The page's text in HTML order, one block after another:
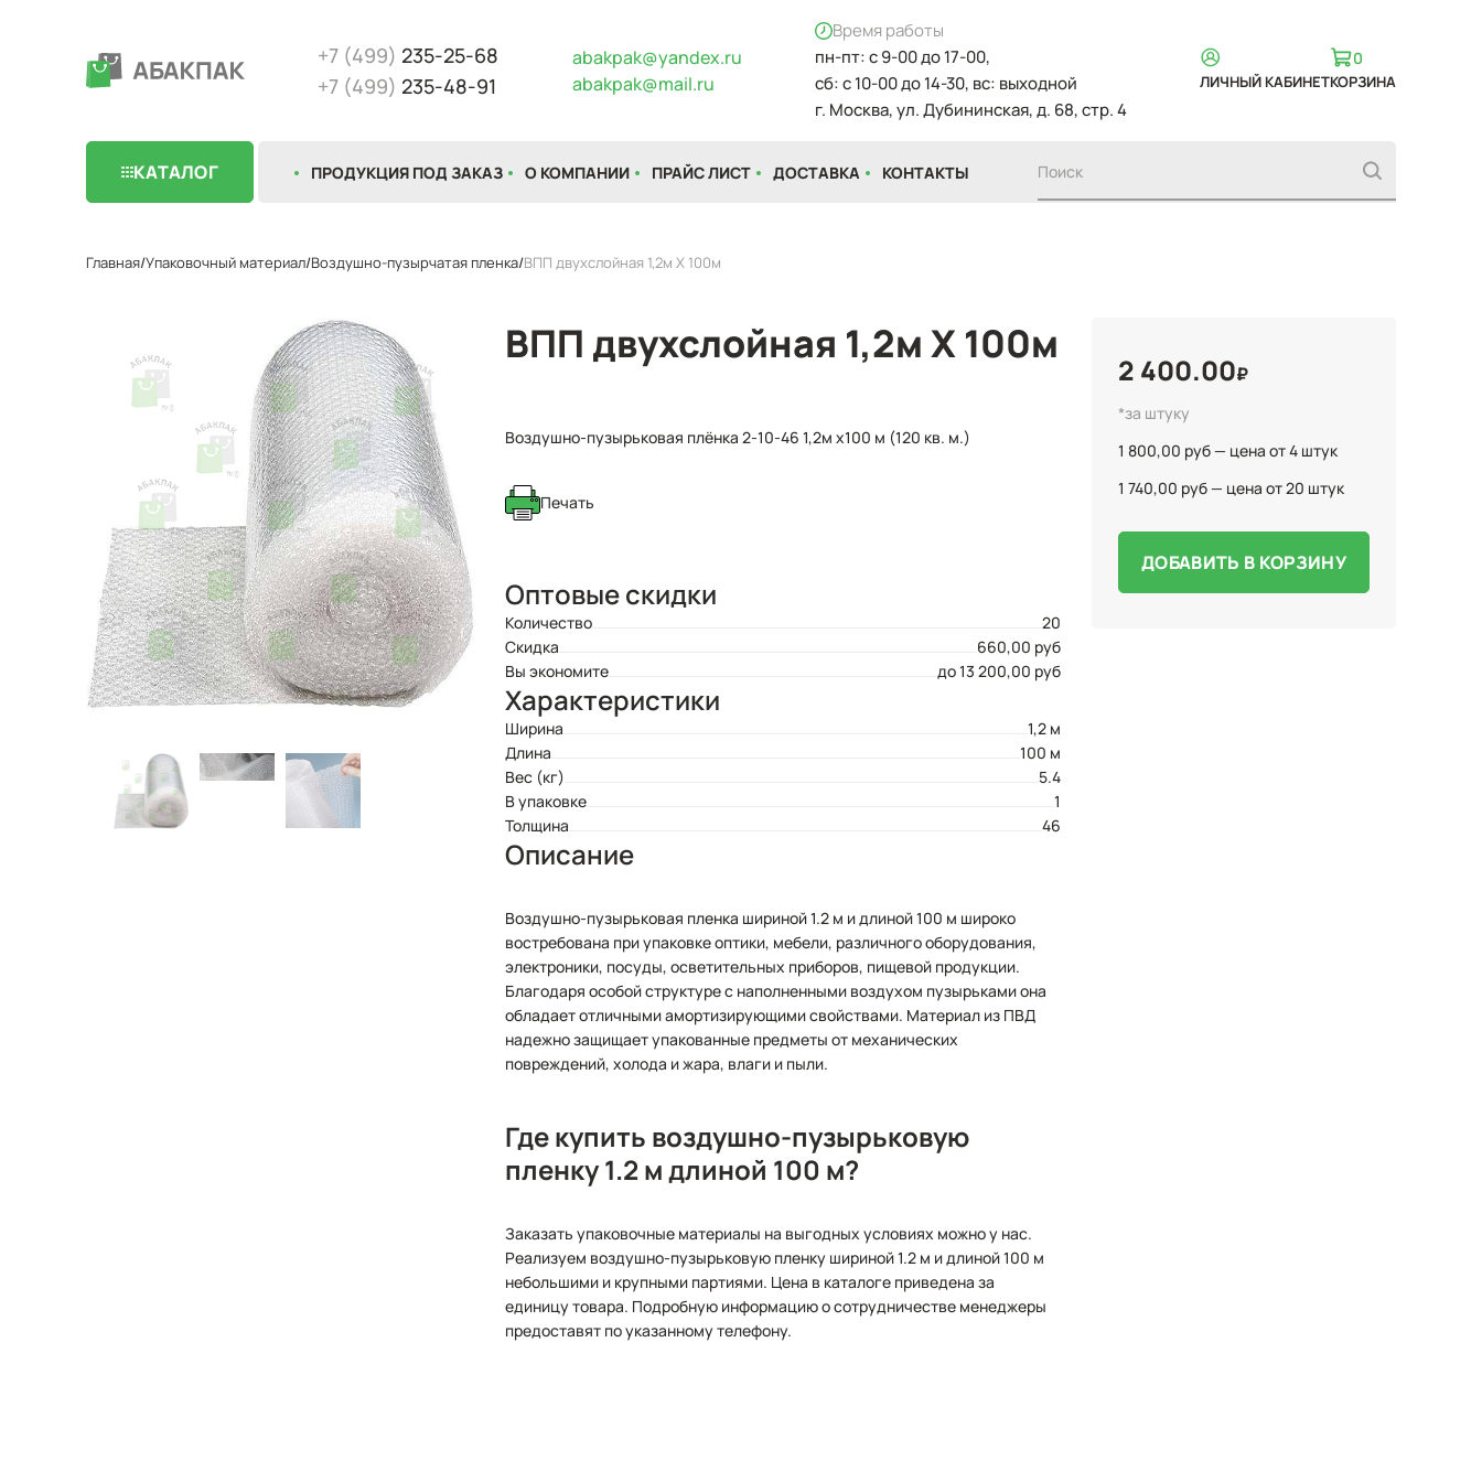
+7 (499) 235-25-68
+7 (499) 235-48-91
abakpak@yandex.ru
abakpak@mail.ru
Время работы
пн-пт: с 9-00 до 17-00,
сб: с 10-00 до 14-30, вс: выходной
г. Москва, ул. Дубининская, д. 68, стр. 4
ЛИЧНЫЙ КАБИНЕТ
0
КОРЗИНА
КАТАЛОГ ПРОДУКЦИЯ ПОД ЗАКАЗ О КОМПАНИИ ПРАЙС ЛИСТ ДОСТАВКА КОНТАКТЫ
Главная Упаковочный материал Воздушно-пузырчатая пленка ВПП двухслойная 1,2м Х 100м
ВПП двухслойная 1,2м Х 100м
Воздушно-пузырьковая плёнка 2-10-46 1,2м х100 м (120 кв. м.)
Печать
Оптовые скидки
Количество
20
Скидка
660,00 руб
Вы экономите
до 13 200,00 руб
Характеристики
Ширина
1,2 м
Длина
100 м
Вес (кг)
5.4
В упаковке
1
Толщина
46
Описание
Воздушно-пузырьковая пленка шириной 1.2 м и длиной 100 м широко
востребована при упаковке оптики, мебели, различного оборудования,
электроники, посуды, осветительных приборов, пищевой продукции.
Благодаря особой структуре с наполненными воздухом пузырьками она
обладает отличными амортизирующими свойствами. Материал из ПВД
надежно защищает упакованные предметы от механических
повреждений, холода и жара, влаги и пыли.
Где купить воздушно-пузырьковую
пленку 1.2 м длиной 100 м?
Заказать упаковочные материалы на выгодных условиях можно у нас.
Реализуем воздушно-пузырьковую пленку шириной 1.2 м и длиной 100 м
небольшими и крупными партиями. Цена в каталоге приведена за
единицу товара. Подробную информацию о сотрудничестве менеджеры
предоставят по указанному телефону.
2 400.00₽
*за штуку
1 800,00 руб — цена от 4 штук
1 740,00 руб — цена от 20 штук
ДОБАВИТЬ В КОРЗИНУ